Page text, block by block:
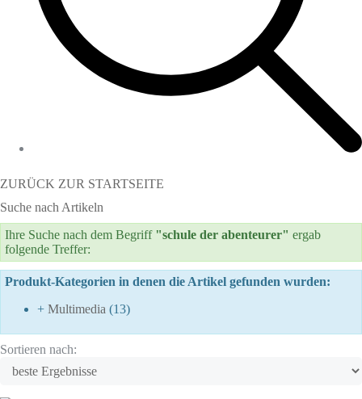
ZURÜCK ZUR STARTSEITE
Suche nach Artikeln
Ihre Suche nach dem Begriff "schule der abenteurer" ergab
folgende Treffer:
Produkt-Kategorien in denen die Artikel gefunden wurden:
+ Multimedia (13)
Sortieren nach: